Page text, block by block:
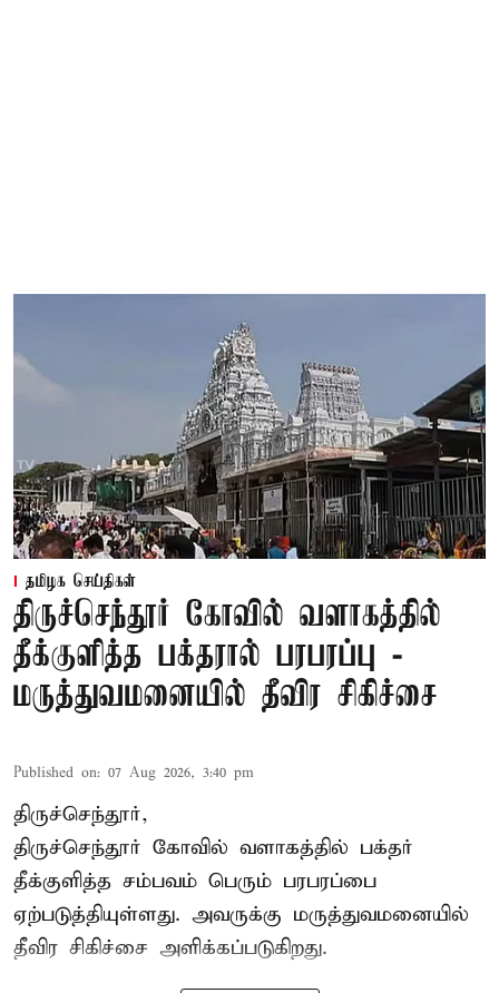
தமிழக செய்திகள்
திருச்செந்தூர் கோவில் வளாகத்தில்
தீக்குளித்த பக்தரால் பரபரப்பு -
மருத்துவமனையில் தீவிர சிகிச்சை
Published on: 07 Aug 2026, 3:40 pm
திருச்செந்தூர்,
திருச்செந்தூர் கோவில் வளாகத்தில் பக்தர்
தீக்குளித்த சம்பவம் பெரும் பரபரப்பை
ஏற்படுத்தியுள்ளது. அவருக்கு மருத்துவமனையில்
தீவிர சிகிச்சை அளிக்கப்படுகிறது.